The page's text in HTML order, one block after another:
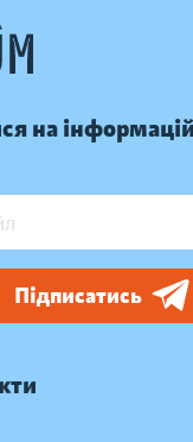
на
Підписатись